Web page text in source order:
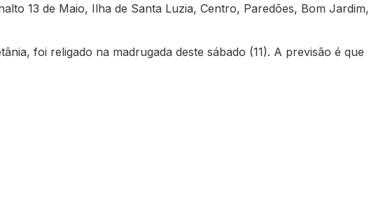
13 de Maio, Ilha de Santa Luzia, Centro, Paredões, Bom Jardim,
foi religado na madrugada deste sábado (11). A previsão é que